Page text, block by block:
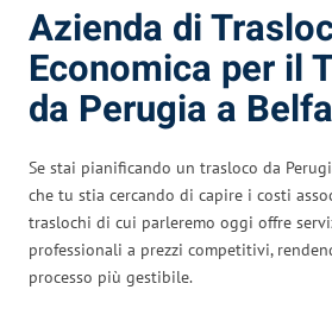
Azienda di
Economica per il
da Perugia a
Se stai pianificando un trasloco da
che tu stia cercando di capire i costi
traslochi di cui parleremo oggi offre
professionali a prezzi competitivi,
processo più gestibile.